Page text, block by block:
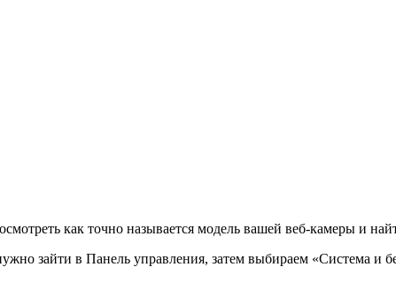
как точно называется модель вашей веб-камеры и
зайти в Панель управления, затем выбираем «Система и